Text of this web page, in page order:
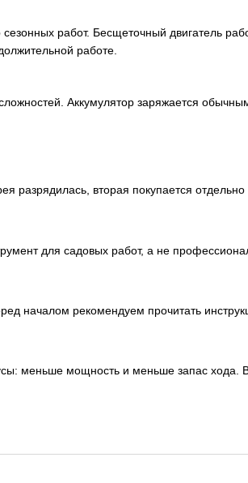
работ. Бесщеточный двигатель
работе.
Аккумулятор заряжается
разрядилась, вторая покупается отдельно
для садовых работ, а не
началом рекомендуем прочитать
меньше мощность и меньше запас хода.